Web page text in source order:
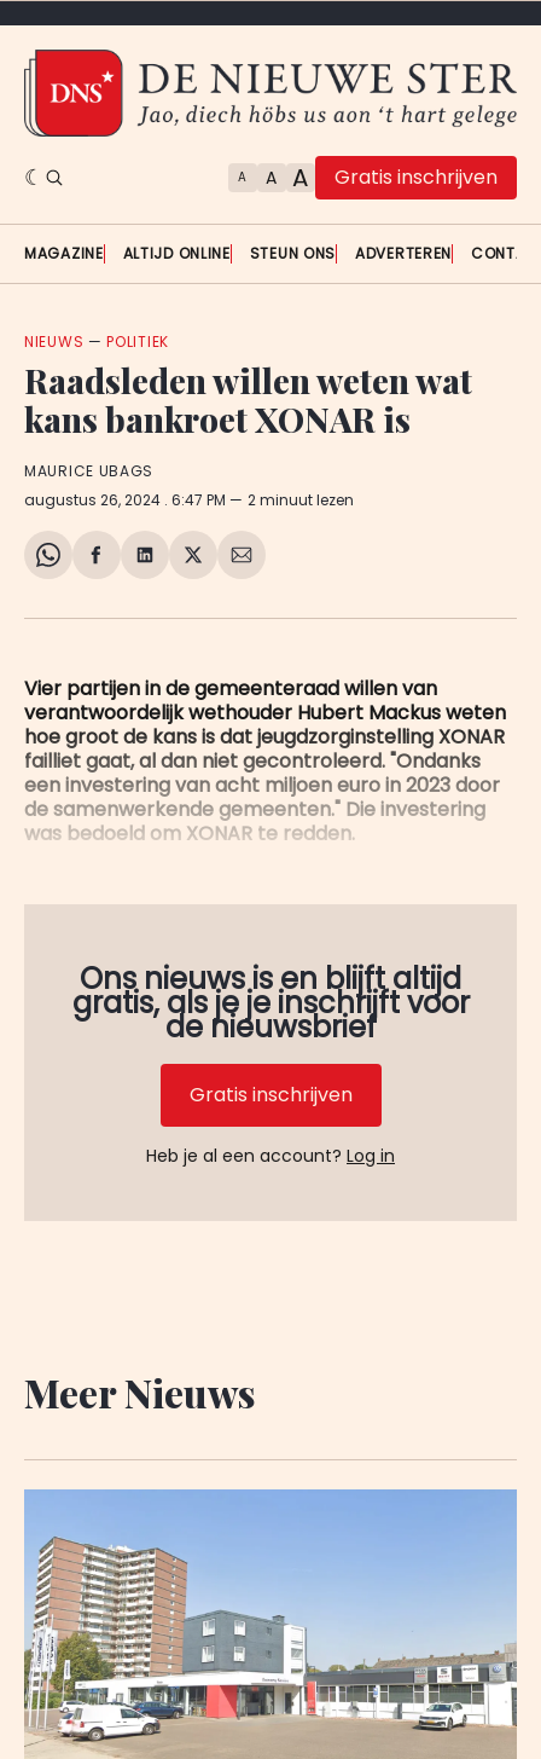
A A A Gratis inschrijven
MAGAZINE ALTIJD ONLINE STEUN ONS ADVERTEREN
NIEUWS —POLITIEK
Raadsleden willen weten wat
kans bankroet XONAR is
MAURICE UBAGS
augustus 26, 2024 . 6:47 PM 2 minuut lezen
Share
WhatsApp
Delen
Facebook
Delen
LinkedIn
Share
X
Deel
E-
Vier partijen in de gemeenteraad willen van
verantwoordelijk wethouder Hubert Mackus weten
hoe groot de kans is dat jeugdzorginstelling XONAR
failliet gaat, al dan niet gecontroleerd. "Ondanks
een investering van acht miljoen euro in 2023 door
de samenwerkende gemeenten." Die investering
was bedoeld om XONAR te redden.
Ons nieuws is en blijft altijd
gratis, als je je inschrijft voor
de nieuwsbrief
Gratis inschrijven
Heb je al een account? Log in
Meer Nieuws